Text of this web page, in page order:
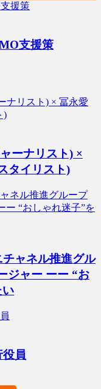
支援策
ーナリスト) ×
タイリスト)
ャネル推進グル
ジャー ーー “お
い
員